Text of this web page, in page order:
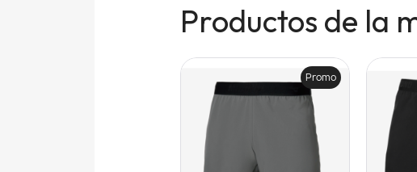
Productos de la
Promo